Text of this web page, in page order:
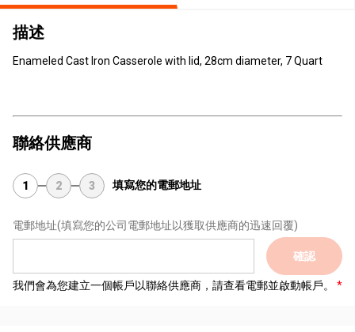
描述
Enameled Cast Iron Casserole with lid, 28cm diameter, 7 Quart
聯絡供應商
1 2 3 填寫您的電郵地址
電郵地址(填寫您的公司電郵地址以獲取供應商的迅速回覆)
確認
我們會為您建立一個帳戶以聯絡供應商，請查看電郵並啟動帳戶。